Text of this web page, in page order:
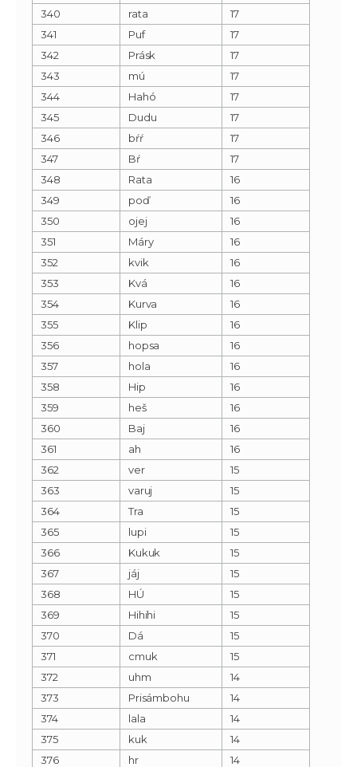
340
rata
17
341
Puf
17
342
Prásk
17
343
mú
17
344
Hahó
17
345
Dudu
17
346
bŕŕ
17
347
Bŕ
17
348
Rata
16
349
poď
16
350
ojej
16
351
Máry
16
352
kvik
16
353
Kvá
16
354
Kurva
16
355
Klip
16
356
hopsa
16
357
hola
16
358
Hip
16
359
heš
16
360
Baj
16
361
ah
16
362
ver
15
363
varuj
15
364
Tra
15
365
lupi
15
366
Kukuk
15
367
jáj
15
368
HÚ
15
369
Hihihi
15
370
Dá
15
371
cmuk
15
372
uhm
14
373
Prisámbohu
14
374
lala
14
375
kuk
14
376
hr
14